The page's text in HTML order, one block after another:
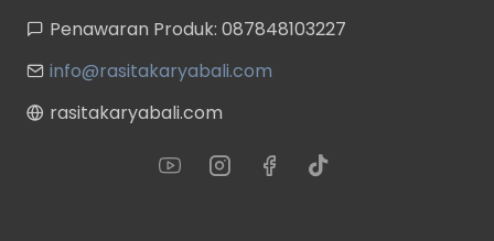
Penawaran Produk: 087848103227
info@rasitakaryabali.com
rasitakaryabali.com